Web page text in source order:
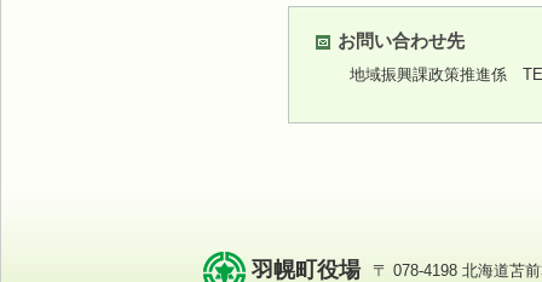
お問い合わせ先
地域振興課政策推進係
羽幌町役場
〒 078-4198 北海道苫